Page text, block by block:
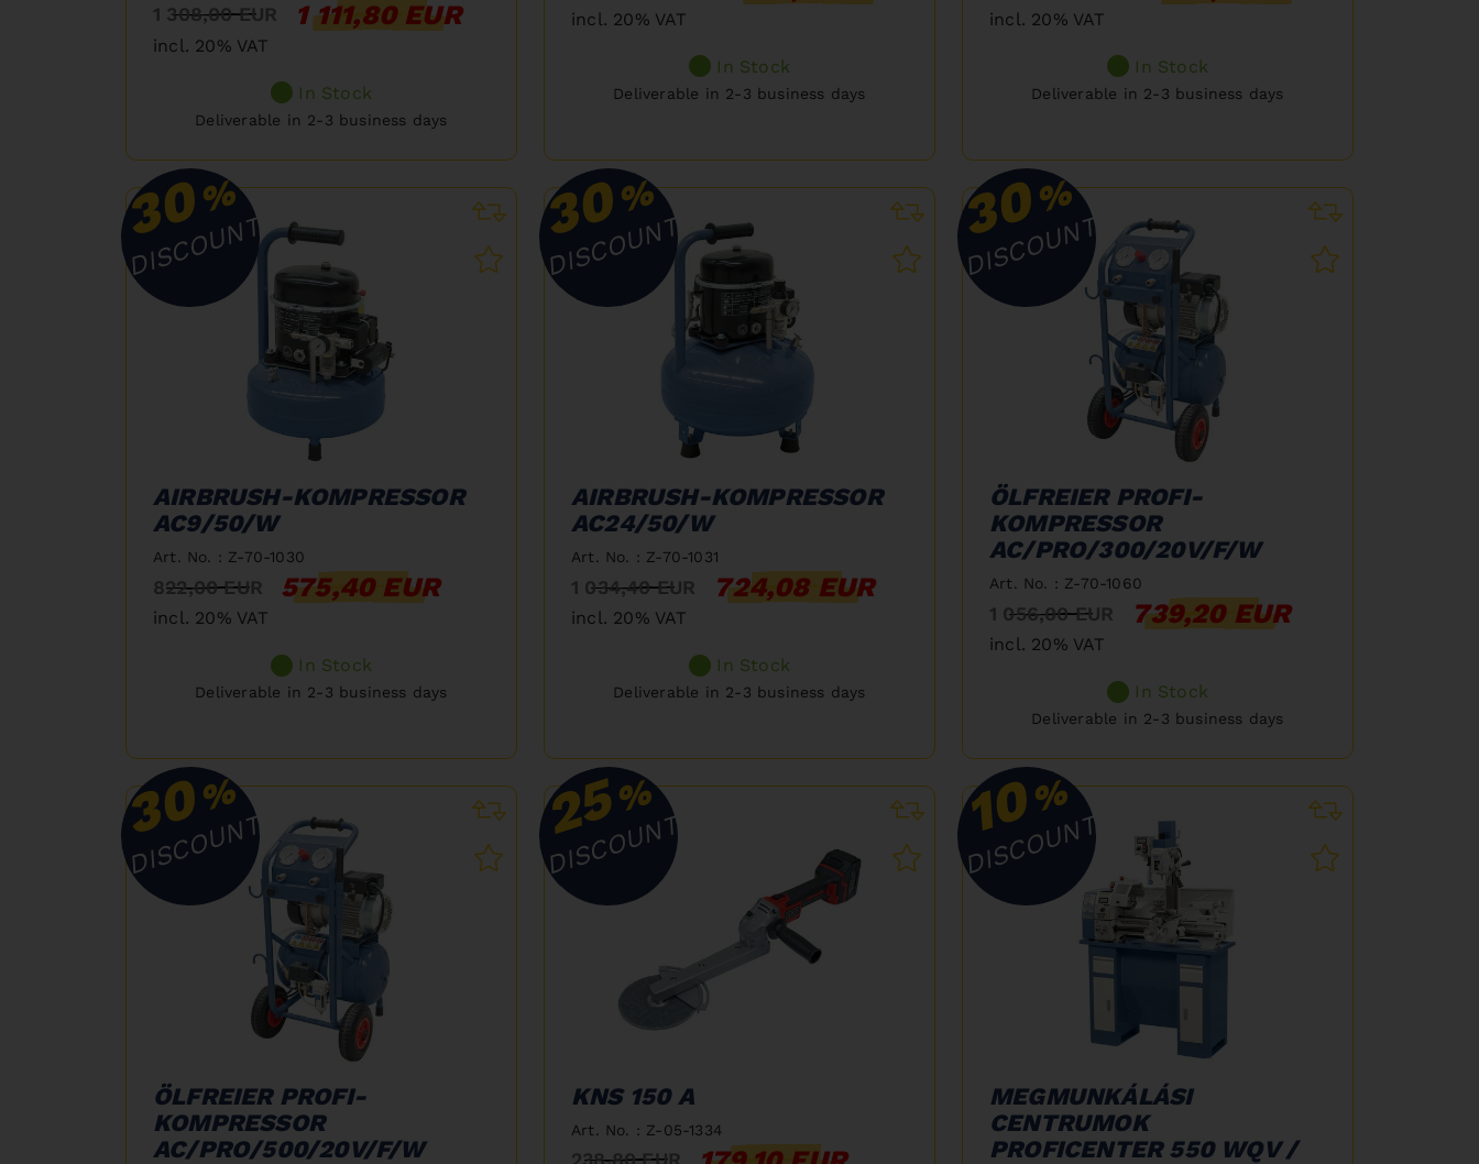
1 308,00 EUR 1 111,80 EUR
incl. 20% VAT
In Stock
Deliverable in 2-3 business days
incl. 20% VAT
In Stock
Deliverable in 2-3 business days
incl. 20% VAT
In Stock
Deliverable in 2-3 business days
30%
DISCOUNT
AIRBRUSH-KOMPRESSOR
AC9/50/W
Art. No. : Z-70-1030
822,00 EUR 575,40 EUR
incl. 20% VAT
In Stock
Deliverable in 2-3 business days
30%
DISCOUNT
AIRBRUSH-KOMPRESSOR
AC24/50/W
Art. No. : Z-70-1031
1 034,40 EUR 724,08 EUR
incl. 20% VAT
In Stock
Deliverable in 2-3 business days
30%
DISCOUNT
ÖLFREIER PROFI-
KOMPRESSOR
AC/PRO/300/20V/F/W
Art. No. : Z-70-1060
1 056,00 EUR 739,20 EUR
incl. 20% VAT
In Stock
Deliverable in 2-3 business days
30%
DISCOUNT
ÖLFREIER PROFI-
KOMPRESSOR
AC/PRO/500/20V/F/W
25%
DISCOUNT
KNS 150 A
Art. No. : Z-05-1334
238,80 EUR
10%
DISCOUNT
MEGMUNKÁLÁSI
CENTRUMOK
PROFICENTER 550 WQV /